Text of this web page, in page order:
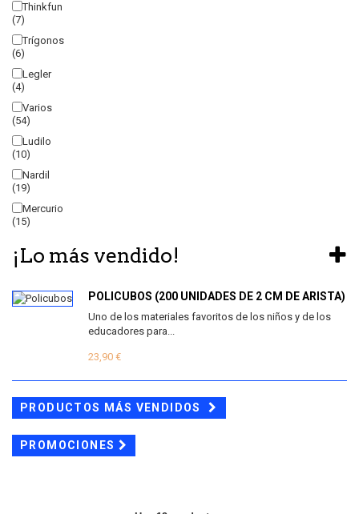
Thinkfun
(7)
Trígonos
(6)
Legler
(4)
Varios
(54)
Ludilo
(10)
Nardil
(19)
Mercurio
(15)
¡Lo más vendido!
POLICUBOS (200 UNIDADES DE 2 CM DE ARISTA)
Uno de los materiales favoritos de los niños y de los
educadores para...
23,90 €
PRODUCTOS MÁS VENDIDOS
PROMOCIONES